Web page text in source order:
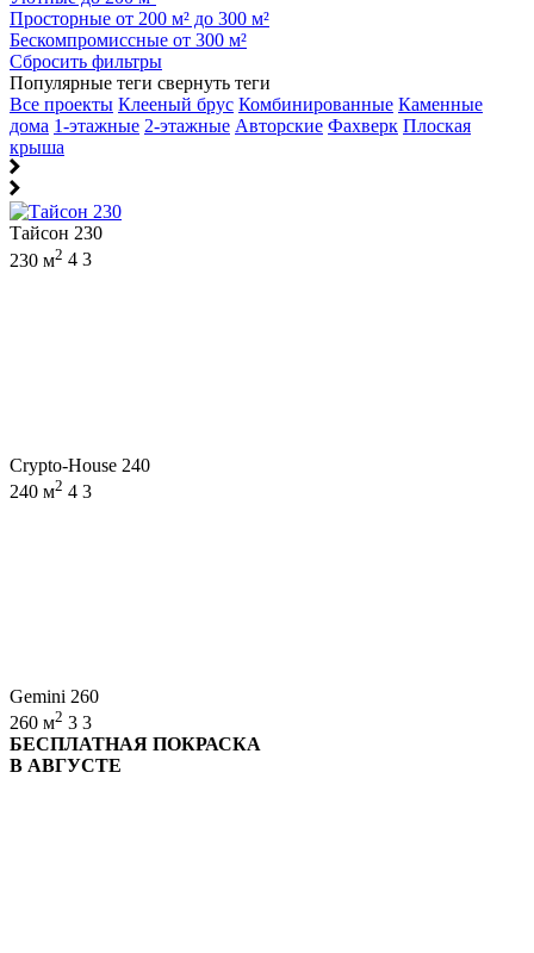
Просторные от 200 м² до 300 м²
Бескомпромиссные от 300 м²
Сбросить фильтры
Популярные теги свернуть теги
Все проекты Клееный брус Комбинированные Каменные
дома 1-этажные 2-этажные Авторские Фахверк Плоская
крыша
Тайсон 230
230 м2 4 3
Crypto-House 240
240 м2 4 3
Gemini 260
260 м2 3 3
БЕСПЛАТНАЯ ПОКРАСКА
В АВГУСТЕ